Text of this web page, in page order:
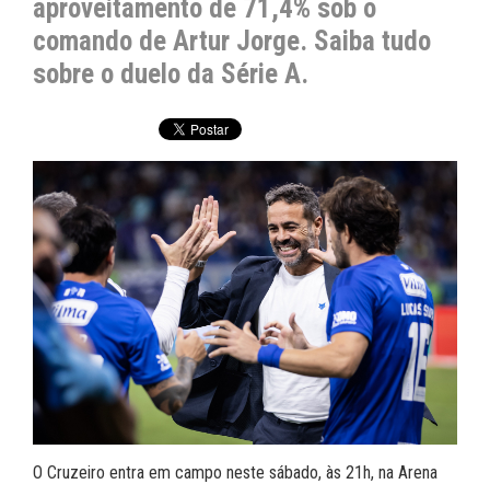
aproveitamento de 71,4% sob o
comando de Artur Jorge. Saiba tudo
sobre o duelo da Série A.
O Cruzeiro entra em campo neste sábado, às 21h, na Arena